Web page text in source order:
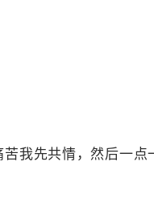
我先共情，然后一点